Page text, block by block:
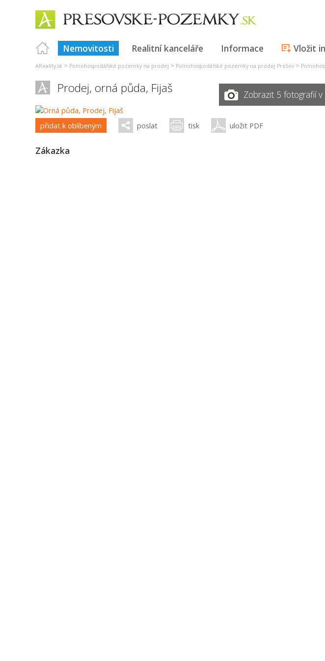
Nemovitosti Realitní kanceláře Informace Vložit
AReality.sk > Polnohospodářské pozemky na prodej > Polnohospodářské pozemky na prodej Prešov >
Prodej, orná půda, Fijaš Zobrazit 5 fotografií v
přidat k oblíbeným poslat tisk uložit PDF
Zákazka